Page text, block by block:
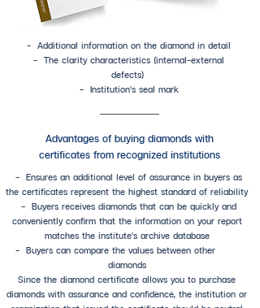
- Additional information on the diamond in detail
- The clarity characteristics (internal-external
defects)
- Institution's seal mark
Advantages of buying diamonds with
certificates from recognized institutions
- Ensures an additional level of assurance in buyers as
the certificates represent the highest standard of reliability
- Buyers receives diamonds that can be quickly and
conveniently confirm that the information on your report
matches the institute's archive database
- Buyers can compare the values between other
diamonds
Since the diamond certificate allows you to purchase
diamonds with assurance and confidence, the institution or